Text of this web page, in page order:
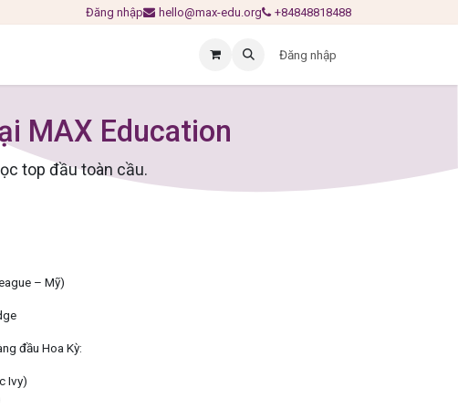
Đăng nhập hello@max-edu.org +84848818488
Đăng nhập
MAX Education
top đầu toàn cầu.
– Mỹ)
đầu Hoa Kỳ:
Ivy)